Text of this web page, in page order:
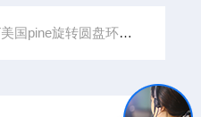
旋转圆盘环盘电极装置铂盘